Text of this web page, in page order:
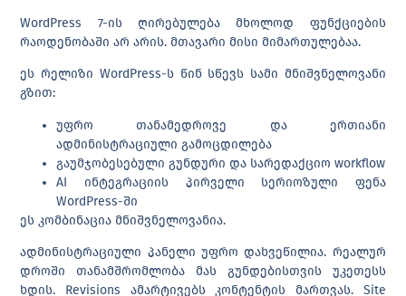
WordPress 7-ის ღირებულება მხოლოდ ფუნქციების
რაოდენობაში არ არის. მთავარი მისი მიმართულებაა.
ეს რელიზი WordPress-ს წინ სწევს სამი მნიშვნელოვანი
გზით:
უფრო თანამედროვე და ერთიანი
ადმინისტრაციული გამოცდილება
გაუმჯობესებული გუნდური და სარედაქციო workflow
AI ინტეგრაციის პირველი სერიოზული ფენა
WordPress-ში
ეს კომბინაცია მნიშვნელოვანია.
ადმინისტრაციული პანელი უფრო დახვეწილია. რეალურ
დროში თანამშრომლობა მას გუნდებისთვის უკეთესს
ხდის. Revisions ამარტივებს კონტენტის მართვას. Site